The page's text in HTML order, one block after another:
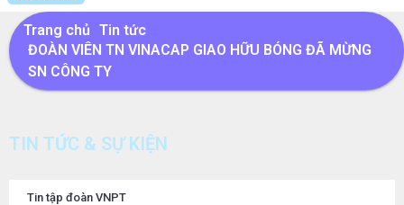
Trang chủ Tin tức
ĐOÀN VIÊN TN VINACAP GIAO HỮU BÓNG ĐÃ MỪNG
SN CÔNG TY
TIN TỨC & SỰ KIỆN
Tin tập đoàn VNPT